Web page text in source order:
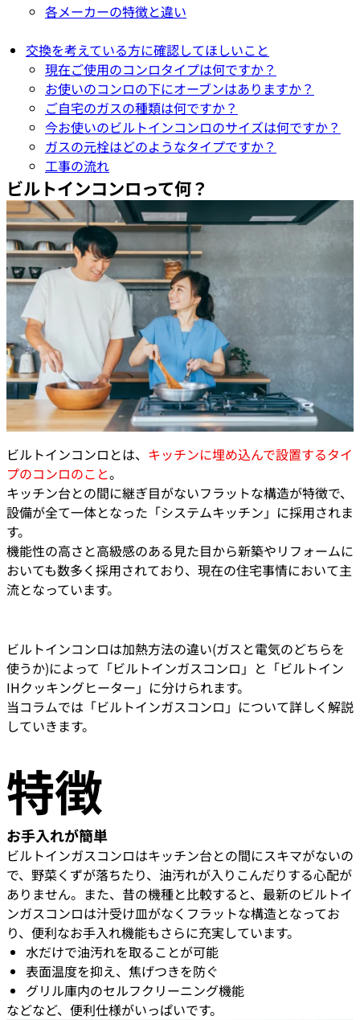
各メーカーの特徴と違い
交換を考えている方に確認してほしいこと
現在ご使用のコンロタイプは何ですか？
お使いのコンロの下にオーブンはありますか？
ご自宅のガスの種類は何ですか？
今お使いのビルトインコンロのサイズは何ですか？
ガスの元栓はどのようなタイプですか？
工事の流れ
ビルトインコンロって何？
ビルトインコンロとは、 キッチンに埋め込んで設置するタイ
プのコンロのこと。
キッチン台との間に継ぎ目がないフラットな構造が特徴で、
設備が全て一体となった「システムキッチン」に採用されま
す。
機能性の高さと高級感のある見た目から新築やリフォームに
おいても数多く採用されており、現在の住宅事情において主
流となっています。
ビルトインコンロは加熱方法の違い(ガスと電気のどちらを
使うか)によって「ビルトインガスコンロ」と「ビルトイン
IHクッキングヒーター」に分けられます。
当コラムでは「ビルトインガスコンロ」について詳しく解説
していきます。
特徴
お手入れが簡単
ビルトインガスコンロはキッチン台との間にスキマがないの
で、野菜くずが落ちたり、油汚れが入りこんだりする心配が
ありません。また、昔の機種と比較すると、最新のビルトイ
ンガスコンロは汁受け皿がなくフラットな構造となってお
り、便利なお手入れ機能もさらに充実しています。
水だけで油汚れを取ることが可能
表面温度を抑え、焦げつきを防ぐ
グリル庫内のセルフクリーニング機能
などなど、便利仕様がいっぱいです。